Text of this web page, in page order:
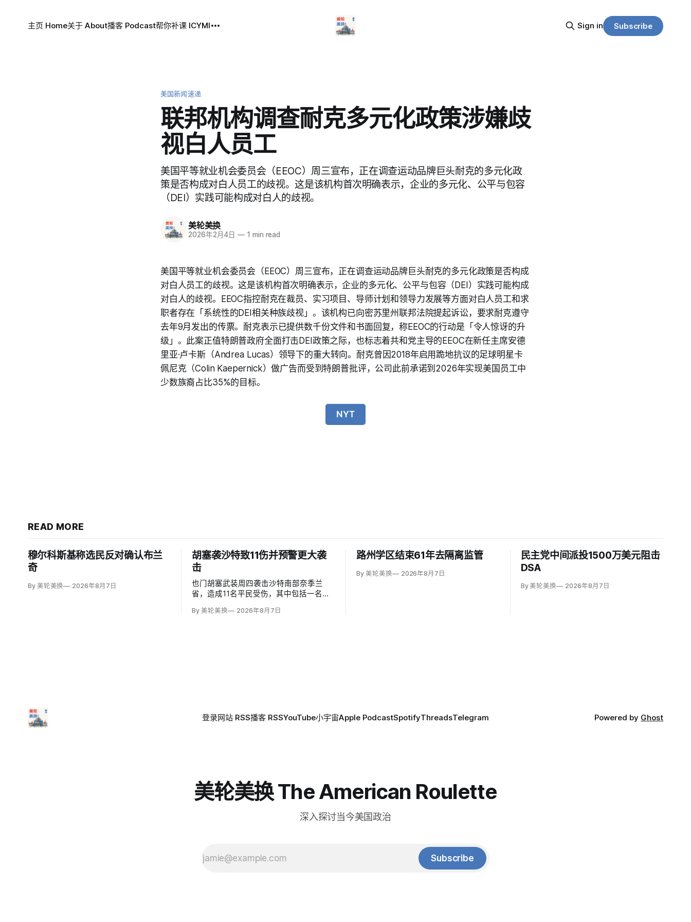
主页 Home关于 About播客 Podcast帮你补课 ICYMI Sign in Subscribe
美国新闻速递
联邦机构调查耐克多元化政策涉嫌歧
视白人员工
美国平等就业机会委员会（EEOC）周三宣布，正在调查运动品牌巨头耐克的多元化政
策是否构成对白人员工的歧视。这是该机构首次明确表示，企业的多元化、公平与包容
（DEI）实践可能构成对白人的歧视。
美轮美换
2026年2月4日 — 1 min read
美国平等就业机会委员会（EEOC）周三宣布，正在调查运动品牌巨头耐克的多元化政策是否构成
对白人员工的歧视。这是该机构首次明确表示，企业的多元化、公平与包容（DEI）实践可能构成
对白人的歧视。EEOC指控耐克在裁员、实习项目、导师计划和领导力发展等方面对白人员工和求
职者存在「系统性的DEI相关种族歧视」。该机构已向密苏里州联邦法院提起诉讼，要求耐克遵守
去年9月发出的传票。耐克表示已提供数千份文件和书面回复，称EEOC的行动是「令人惊讶的升
级」。此案正值特朗普政府全面打击DEI政策之际，也标志着共和党主导的EEOC在新任主席安德
里亚·卢卡斯（Andrea Lucas）领导下的重大转向。耐克曾因2018年启用跪地抗议的足球明星卡
佩尼克（Colin Kaepernick）做广告而受到特朗普批评，公司此前承诺到2026年实现美国员工中
少数族裔占比35%的目标。
NYT
READ MORE
穆尔科斯基称选民反对确认布兰
奇
By 美轮美换 2026年8月7日
胡塞袭沙特致11伤并预警更大袭
击
也门胡塞武装周四袭击沙特南部奈季兰
省，造成11名平民受伤，其中包括一名二
图尔基·马利基（Turki al-Maliki）指控胡塞
By 美轮美换 2026年8月7日
路州学区结束61年去隔离监管
By 美轮美换 2026年8月7日
民主党中间派投1500万美元阻击
DSA
By 美轮美换 2026年8月7日
登录网站 RSS播客 RSSYouTube小宇宙Apple PodcastSpotifyThreadsTelegram Powered by Ghost
美轮美换 The American Roulette
深入探讨当今美国政治
Subscribe